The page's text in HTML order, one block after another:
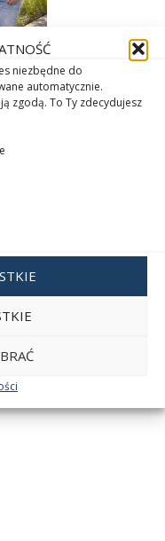
niezbędne do
automatycznie.
zgodą. To Ty zdecydujesz